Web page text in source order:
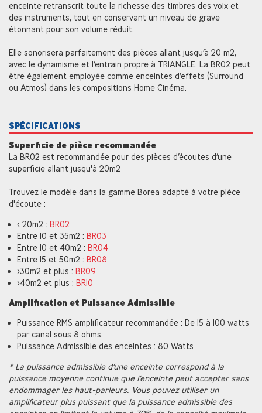
enceinte retranscrit toute la richesse des timbres des voix et
des instruments, tout en conservant un niveau de grave
étonnant pour son volume réduit.
Elle sonorisera parfaitement des pièces allant jusqu’à 20 m2,
avec le dynamisme et l’entrain propre à TRIANGLE. La BR02 peut
être également employée comme enceintes d’effets (Surround
ou Atmos) dans les compositions Home Cinéma.
SPÉCIFICATIONS
Superficie de pièce recommandée
La BR02 est recommandée pour des pièces d’écoutes d’une
superficie allant jusqu'à 20m2
Trouvez le modèle dans la gamme Borea adapté à votre pièce
d'écoute :
< 20m2 :BR02
Entre 10 et 35m2 :BR03
Entre 10 et 40m2 :BR04
Entre 15 et 50m2 :BR08
>30m2 et plus :BR09
>40m2 et plus :BR10
Amplification et Puissance Admissible
Puissance RMS amplificateur recommandée : De 15 à 100 watts
par canal sous 8 ohms.
Puissance Admissible des enceintes : 80 Watts
* La puissance admissible d’une enceinte correspond à la
puissance moyenne continue que l’enceinte peut accepter sans
endommager les haut-parleurs. Vous pouvez utiliser un
amplificateur plus puissant que la puissance admissible des